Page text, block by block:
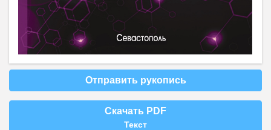
Отправить рукопись
Скачать PDF
Текст